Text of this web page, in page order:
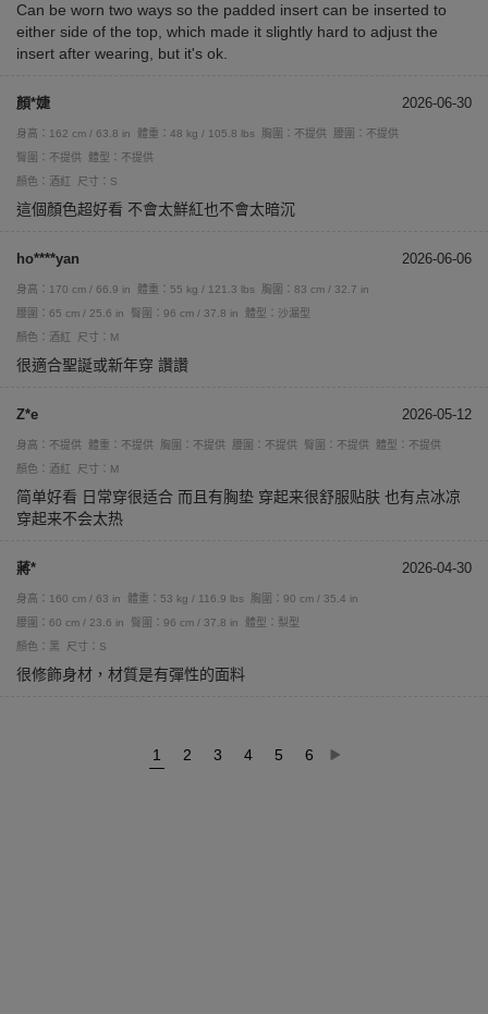
Can be worn two ways so the padded insert can be inserted to
either side of the top, which made it slightly hard to adjust the
insert after wearing, but it's ok.
顏*婕 2026-06-30
身高：162 cm / 63.8 in 體重：48 kg / 105.8 lbs 胸圍：不提供
腰圍：不提供
臀圍：不提供
體型：不提供
顏色：酒紅
尺寸：S
這個顏色超好看 不會太鮮紅也不會太暗沉
ho****yan 2026-06-06
身高：170 cm / 66.9 in 體重：55 kg / 121.3 lbs
胸圍：83 cm / 32.7 in
腰圍：65 cm / 25.6 in
臀圍：96 cm / 37.8 in
體型：沙漏型
顏色：酒紅
尺寸：M
很適合聖誕或新年穿 讚讚
Z*e 2026-05-12
身高：不提供 體重：不提供 胸圍：不提供 腰圍：不提供 臀圍：不提供
體型：不提供
顏色：酒紅
尺寸：M
简单好看 日常穿很适合 而且有胸垫 穿起来很舒服贴肤 也有点冰凉
穿起来不会太热
蔣* 2026-04-30
身高：160 cm / 63 in 體重：53 kg / 116.9 lbs
胸圍：90 cm / 35.4 in
腰圍：60 cm / 23.6 in
臀圍：96 cm / 37.8 in
體型：梨型
顏色：黑
尺寸：S
很修飾身材，材質是有彈性的面料
1 2 3 4 5 6